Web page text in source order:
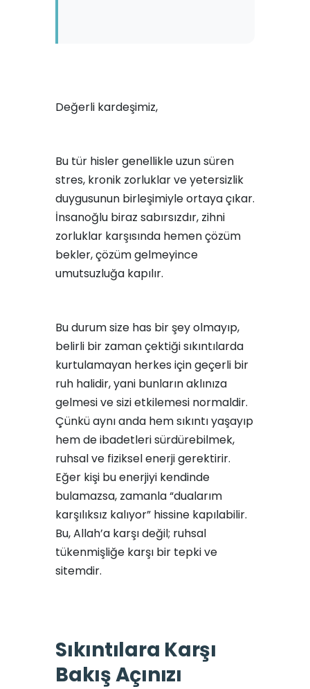
Değerli kardeşimiz,
Bu tür hisler genellikle uzun süren
stres, kronik zorluklar ve yetersizlik
duygusunun birleşimiyle ortaya çıkar.
İnsanoğlu biraz sabırsızdır, zihni
zorluklar karşısında hemen çözüm
bekler, çözüm gelmeyince
umutsuzluğa kapılır.
Bu durum size has bir şey olmayıp,
belirli bir zaman çektiği sıkıntılarda
kurtulamayan herkes için geçerli bir
ruh halidir, yani bunların aklınıza
gelmesi ve sizi etkilemesi normaldir.
Çünkü aynı anda hem sıkıntı yaşayıp
hem de ibadetleri sürdürebilmek,
ruhsal ve fiziksel enerji gerektirir.
Eğer kişi bu enerjiyi kendinde
bulamazsa, zamanla “dualarım
karşılıksız kalıyor” hissine kapılabilir.
Bu, Allah’a karşı değil; ruhsal
tükenmişliğe karşı bir tepki ve
sitemdir.
Sıkıntılara Karşı
Bakış Açınızı